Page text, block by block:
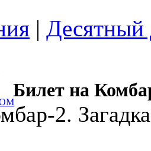
| Десятный
Билет на
2.